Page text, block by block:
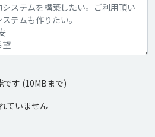
す (10MBまで)
ていません